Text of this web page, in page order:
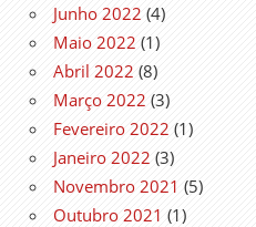
Junho 2022 (4)
Maio 2022 (1)
Abril 2022 (8)
Março 2022 (3)
Fevereiro 2022 (1)
Janeiro 2022 (3)
Novembro 2021 (5)
Outubro 2021 (1)